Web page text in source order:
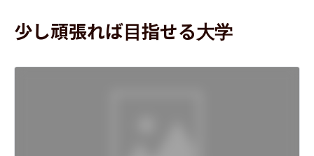
少し頑張れば目指せる大学